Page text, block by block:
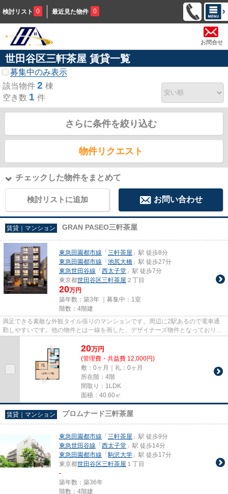
検討リスト 0 最近見た物件 0
お問合せ
世田谷区三軒茶屋 賃貸一覧
募集中のみ表示
該当物件 2 棟
空き数 1 件
さらに条件を絞り込む
物件リクエスト
チェックした物件をまとめて
検討リストに追加 お問い合わせ
賃貸｜マンション GRAN PASEO三軒茶屋
東急田園都市線 「 三軒茶屋 」駅 徒歩8分
東急田園都市線 「 池尻大橋 」駅 徒歩27分
東急世田谷線 「 西太子堂 」駅 徒歩7分
東京都世田谷区三軒茶屋 ２丁目
20万円
築年数：築3年 ｜募集中： 1室
階数：4階建
満足できる素敵な外観タイル張りのマンションです。周辺に2駅あるので電車通
勤しやすいです。他の物件とは一線を画した、デザイナーズ物件となっておりま
20万円
(管理費・共益費 12,000円)
敷：0ヶ月｜礼：0ヶ月
所在階：4階
間取り：1LDK
面積：40.60㎡
賃貸｜マンション プロムナード三軒茶屋
東急田園都市線 「 三軒茶屋 」駅 徒歩9分
東急世田谷線 「 西太子堂 」駅 徒歩14分
東急田園都市線 「駒沢大学 」駅 徒歩17分
東京都世田谷区三軒茶屋 １丁目
-
築年数：築36年
階数：4階建